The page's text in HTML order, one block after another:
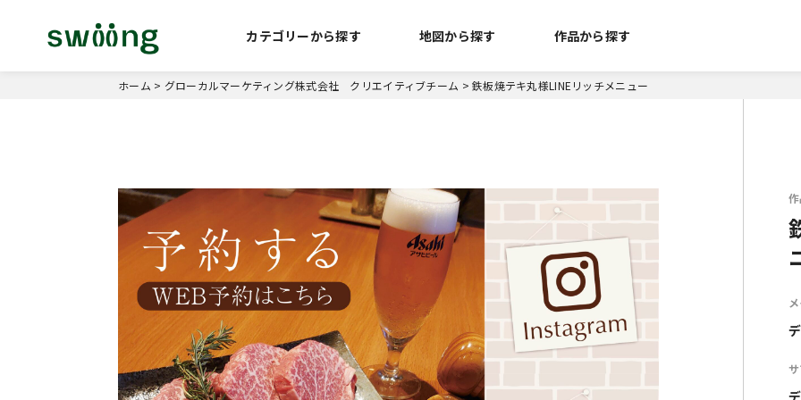
カテゴリーから探す 地図から探す 作品から探す
ホーム > グローカルマーケティング株式会社 クリエイティブチーム >鉄板焼テキ丸様LINEリッチメニュー